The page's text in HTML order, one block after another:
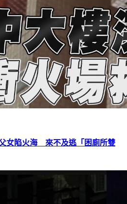
女陷火海 來不及逃「困廁所雙